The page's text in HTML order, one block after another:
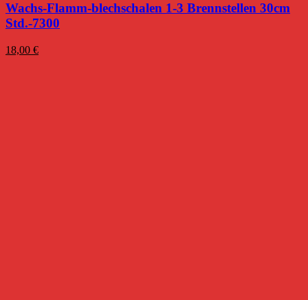
Wachs-Flamm-blechschalen 1-3 Brennstellen 30cm
Std.-7300
18,00 €